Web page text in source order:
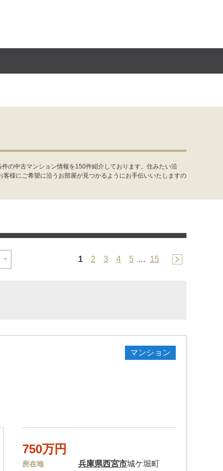
の中古マンション情報を150件紹介しております。住みたい沿
様にご希望に沿うお部屋が見つかるようにお手伝いいたしますの
1 2 3 4 5 … 15
マンション
750万円
所在地 兵庫県西宮市城ケ堀町